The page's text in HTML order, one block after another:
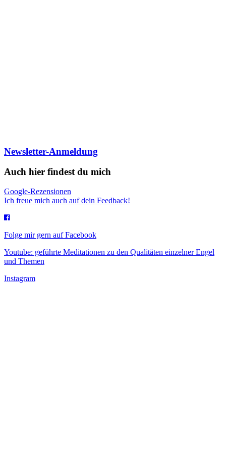
Newsletter-Anmeldung
Auch hier findest du mich
Google-Rezensionen
Ich freue mich auch auf dein Feedback!
Folge mir gern auf Facebook
Youtube: geführte Meditationen zu den Qualitäten einzelner Engel
und Themen
Instagram